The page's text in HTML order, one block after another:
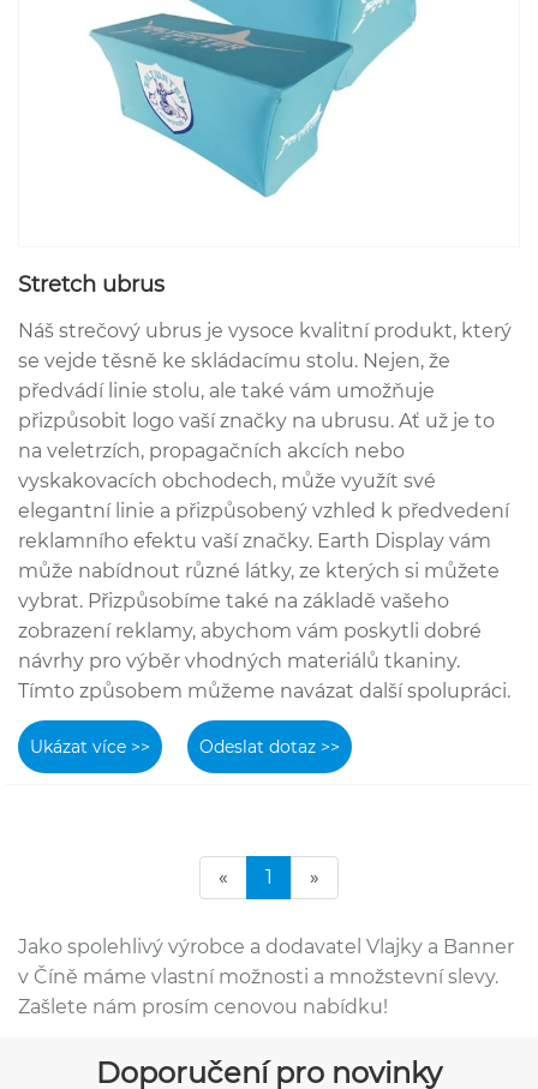
Stretch ubrus
Náš strečový ubrus je vysoce kvalitní produkt, který
se vejde těsně ke skládacímu stolu. Nejen, že
předvádí linie stolu, ale také vám umožňuje
přizpůsobit logo vaší značky na ubrusu. Ať už je to
na veletrzích, propagačních akcích nebo
vyskakovacích obchodech, může využít své
elegantní linie a přizpůsobený vzhled k předvedení
reklamního efektu vaší značky. Earth Display vám
může nabídnout různé látky, ze kterých si můžete
vybrat. Přizpůsobíme také na základě vašeho
zobrazení reklamy, abychom vám poskytli dobré
návrhy pro výběr vhodných materiálů tkaniny.
Tímto způsobem můžeme navázat další spolupráci.
Ukázat více >> Odeslat dotaz >>
« 1 »
Jako spolehlivý výrobce a dodavatel Vlajky a Banner
v Číně máme vlastní možnosti a množstevní slevy.
Zašlete nám prosím cenovou nabídku!
Doporučení pro novinky